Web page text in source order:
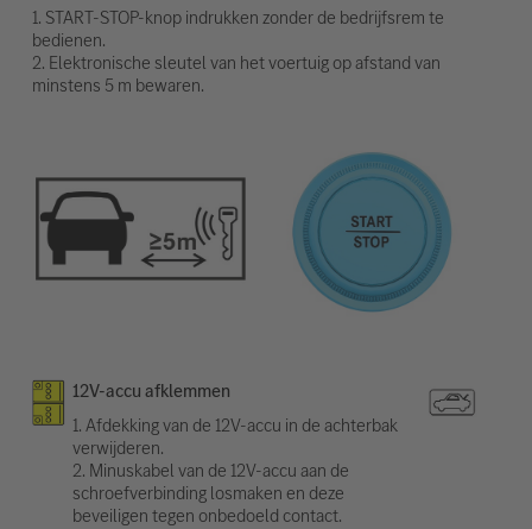
1. START-STOP-knop indrukken zonder de bedrijfsrem te
bedienen.
2. Elektronische sleutel van het voertuig op afstand van
minstens 5 m bewaren.
12V-accu afklemmen
1. Afdekking van de 12V-accu in de achterbak
verwijderen.
2. Minuskabel van de 12V-accu aan de
schroefverbinding losmaken en deze
beveiligen tegen onbedoeld contact.